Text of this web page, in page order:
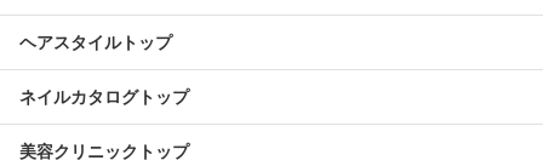
ヘアスタイルトップ
ネイルカタログトップ
美容クリニックトップ